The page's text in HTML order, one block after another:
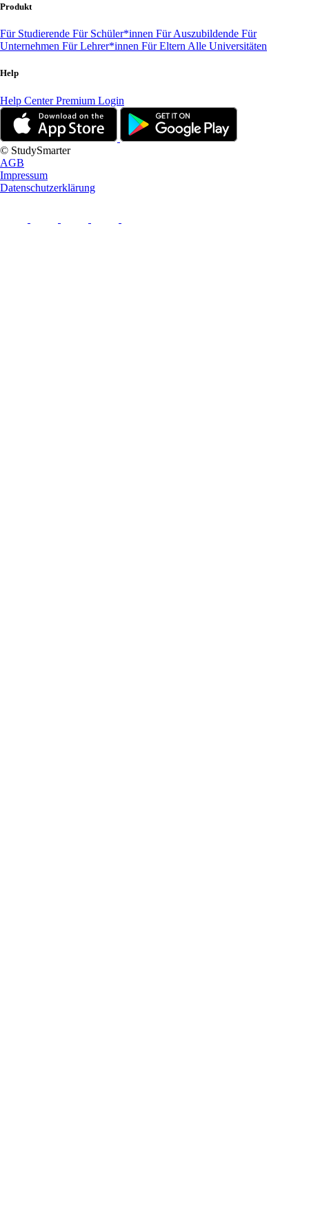
Produkt
Für Studierende Für Schüler*innen Für Auszubildende Für
Unternehmen Für Lehrer*innen Für Eltern Alle Universitäten
Help
Help CenterPremium Login
© StudySmarter
AGB
Impressum
Datenschutzerklärung